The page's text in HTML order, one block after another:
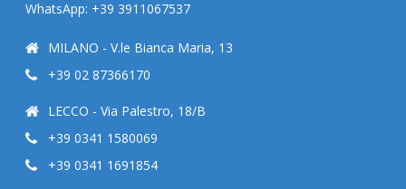
WhatsApp: +39 3911067537
MILANO - V.le Bianca Maria, 13
+39 02 87366170
LECCO - Via Palestro, 18/B
+39 0341 1580069
+39 0341 1691854